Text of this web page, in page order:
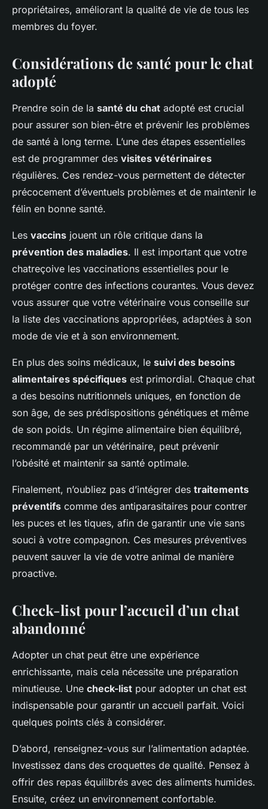
propriétaires, améliorant la qualité de vie de tous les
membres du foyer.
Considérations de santé pour le chat
adopté
Prendre soin de la santé du chat adopté est crucial
pour assurer son bien-être et prévenir les problèmes
de santé à long terme. L’une des étapes essentielles
est de programmer des visites vétérinaires
régulières. Ces rendez-vous permettent de détecter
précocement d’éventuels problèmes et de maintenir le
félin en bonne santé.
Les vaccins jouent un rôle critique dans la
prévention des maladies. Il est important que votre
chatreçoive les vaccinations essentielles pour le
protéger contre des infections courantes. Vous devez
vous assurer que votre vétérinaire vous conseille sur
la liste des vaccinations appropriées, adaptées à son
mode de vie et à son environnement.
En plus des soins médicaux, le suivi des besoins
alimentaires spécifiques est primordial. Chaque chat
a des besoins nutritionnels uniques, en fonction de
son âge, de ses prédispositions génétiques et même
de son poids. Un régime alimentaire bien équilibré,
recommandé par un vétérinaire, peut prévenir
l’obésité et maintenir sa santé optimale.
Finalement, n’oubliez pas d’intégrer des traitements
préventifs comme des antiparasitaires pour contrer
les puces et les tiques, afin de garantir une vie sans
souci à votre compagnon. Ces mesures préventives
peuvent sauver la vie de votre animal de manière
proactive.
Check-list pour l’accueil d’un chat
abandonné
Adopter un chat peut être une expérience
enrichissante, mais cela nécessite une préparation
minutieuse. Une check-list pour adopter un chat est
indispensable pour garantir un accueil parfait. Voici
quelques points clés à considérer.
D’abord, renseignez-vous sur l’alimentation adaptée.
Investissez dans des croquettes de qualité. Pensez à
offrir des repas équilibrés avec des aliments humides.
Ensuite, créez un environnement confortable.